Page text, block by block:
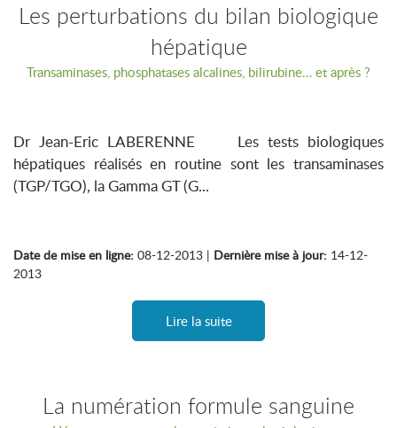
Les perturbations du bilan biologique
hépatique
Transaminases, phosphatases alcalines, bilirubine… et après ?
Dr Jean-Eric LABERENNE Les tests biologiques
hépatiques réalisés en routine sont les transaminases
(TGP/TGO), la Gamma GT (G...
Date de mise en ligne: 08-12-2013 | Dernière mise à jour: 14-12-
2013
Lire la suite
La numération formule sanguine